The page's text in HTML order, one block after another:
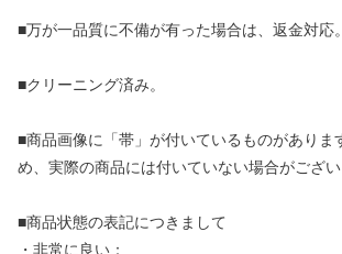
■万が一品質に不備が有った場合は、返金対応。
■クリーニング済み。
■商品画像に「帯」が付いているものがありま
め、実際の商品には付いていない場合がござい
■商品状態の表記につきまして
・非常に良い：